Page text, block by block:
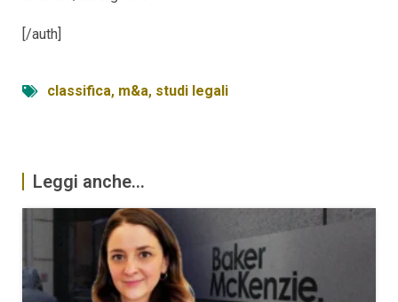
[/auth]
classifica, m&a, studi legali
Leggi anche...